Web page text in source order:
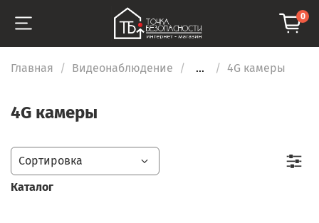
0
Главная Видеонаблюдение ... 4G камеры
4G камеры
Каталог